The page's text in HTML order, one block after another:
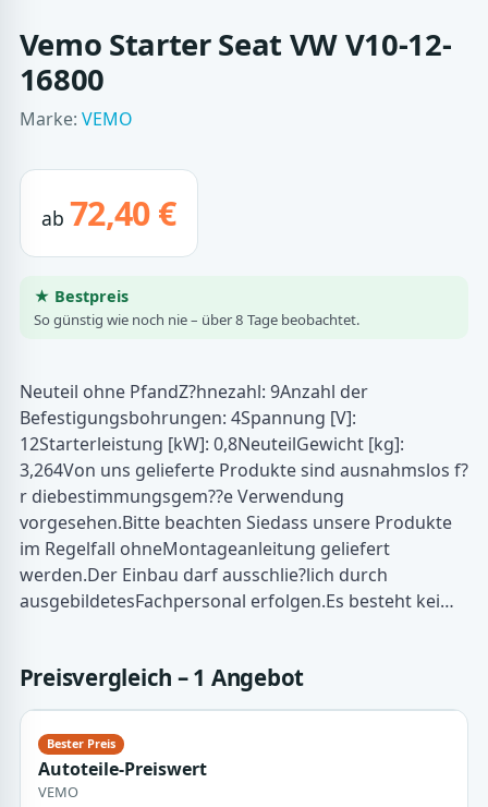
Vemo Starter Seat VW V10-12-
16800
Marke: VEMO
ab 72,40 €
★ Bestpreis
So günstig wie noch nie – über 8 Tage beobachtet.
Neuteil ohne PfandZ?hnezahl: 9Anzahl der
Befestigungsbohrungen: 4Spannung [V]:
12Starterleistung [kW]: 0,8NeuteilGewicht [kg]:
3,264Von uns gelieferte Produkte sind ausnahmslos f?
r diebestimmungsgem??e Verwendung
vorgesehen.Bitte beachten Siedass unsere Produkte
im Regelfall ohneMontageanleitung geliefert
werden.Der Einbau darf ausschlie?lich durch
ausgebildetesFachpersonal erfolgen.Es besteht kei…
Preisvergleich – 1 Angebot
Autoteile-Preiswert
VEMO